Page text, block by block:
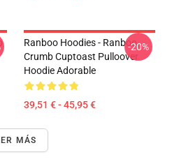
Ranboo Hoodies - Ranboo
Crumb Cuptoast Pulloover
Hoodie Adorable
39,51 € - 45,95 €
-20%
MÁS